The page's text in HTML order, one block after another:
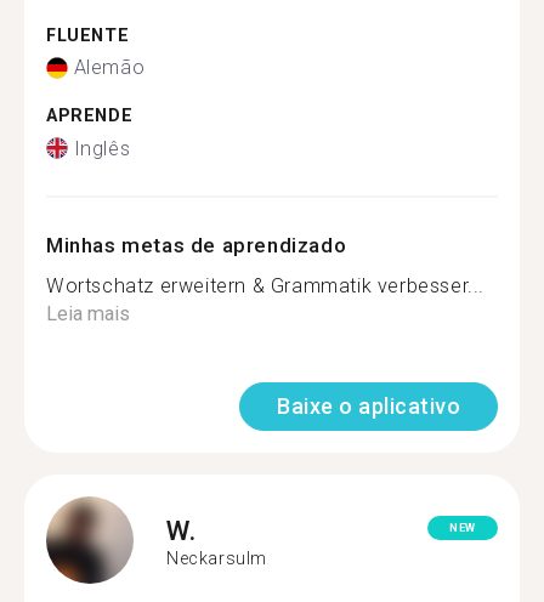
FLUENTE
Alemão
APRENDE
Inglês
Minhas metas de aprendizado
Wortschatz erweitern & Grammatik verbesser...
Leia mais
Baixe o aplicativo
W.
Neckarsulm
NEW